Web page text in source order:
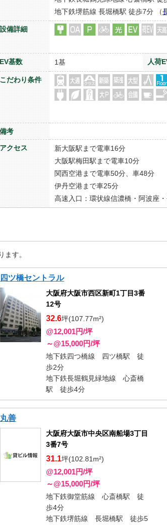
地下鉄堺筋線 長堀橋駅 徒歩7分 （
設備詳細
EV基数 1基 人荷
こだわり条件
備考
アクセス
新大阪駅まで電車16分
大阪駅梅田駅まで電車10分
関西空港まで電車50分、車48分
伊丹空港まで車25分
高速入口：環状線信濃橋・阿波座
ます。
四ツ橋セントラル
大阪府大阪市西区新町1丁目3番
12号
32.6坪(107.77m²)
@12,001円/坪
～@15,000円/坪
地下鉄四つ橋線 四ツ橋駅 徒
歩2分
地下鉄長堀鶴見緑地線 心斎橋
駅 徒歩4分
丸善
大阪府大阪市中央区南船場3丁目
3番7号
31.1坪(102.81m²)
@12,001円/坪
～@15,000円/坪
地下鉄御堂筋線 心斎橋駅 徒
歩4分
地下鉄堺筋線 長堀橋駅 徒歩5